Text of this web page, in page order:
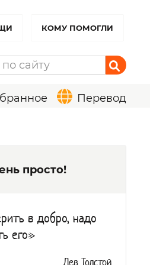
КОМУ ПОМОГЛИ
Перевод
просто!
в добро, надо
его»